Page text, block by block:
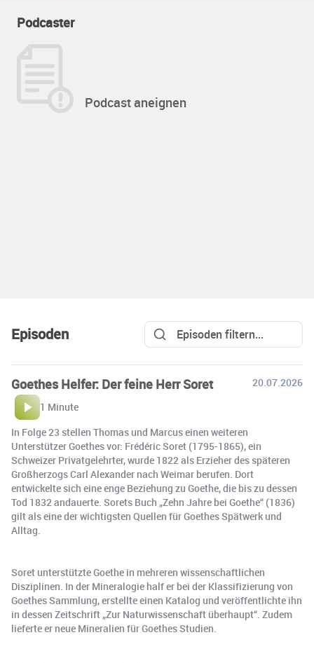
Podcaster
Podcast aneignen
Episoden
Goethes Helfer: Der feine Herr Soret
20.07.2026
1 Minute
In Folge 23 stellen Thomas und Marcus einen weiteren
Unterstützer Goethes vor: Frédéric Soret (1795-1865), ein
Schweizer Privatgelehrter, wurde 1822 als Erzieher des späteren
Großherzogs Carl Alexander nach Weimar berufen. Dort
entwickelte sich eine enge Beziehung zu Goethe, die bis zu dessen
Tod 1832 andauerte. Sorets Buch „Zehn Jahre bei Goethe“ (1836)
gilt als eine der wichtigsten Quellen für Goethes Spätwerk und
Alltag.
Soret unterstützte Goethe in mehreren wissenschaftlichen
Disziplinen. In der Mineralogie half er bei der Klassifizierung von
Goethes Sammlung, erstellte einen Katalog und veröffentlichte ihn
in dessen Zeitschrift „Zur Naturwissenschaft überhaupt“. Zudem
lieferte er neue Mineralien für Goethes Studien.